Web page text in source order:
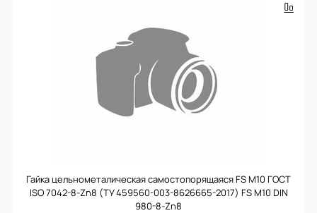
Гайка цельнометалическая самостопорящаяся FS M10 ГОСТ
ISO 7042-8-Zn8 (ТУ 459560-003-8626665-2017) FS M10 DIN
980-8-Zn8